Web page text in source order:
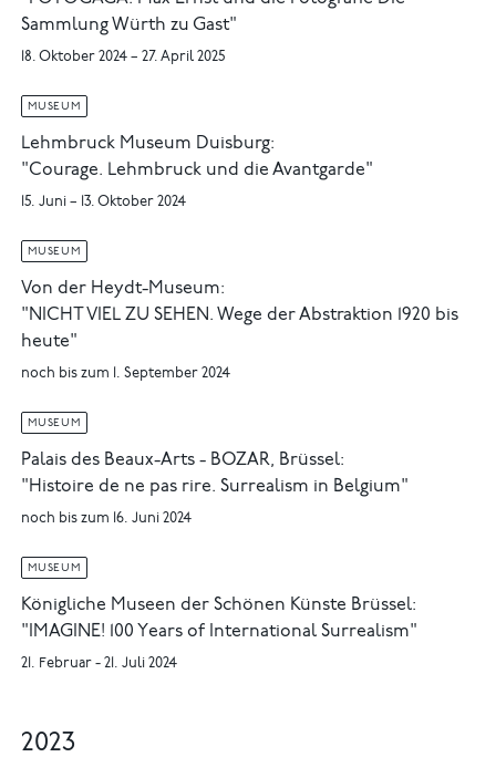
Sammlung Würth zu Gast"
18. Oktober 2024 – 27. April 2025
MUSEUM
Lehmbruck Museum Duisburg:
"Courage. Lehmbruck und die Avantgarde"
15. Juni – 13. Oktober 2024
MUSEUM
Von der Heydt-Museum:
"NICHT VIEL ZU SEHEN. Wege der Abstraktion 1920 bis
heute"
noch bis zum 1. September 2024
MUSEUM
Palais des Beaux-Arts - BOZAR, Brüssel:
"Histoire de ne pas rire. Surrealism in Belgium"
noch bis zum 16. Juni 2024
MUSEUM
Königliche Museen der Schönen Künste Brüssel:
"IMAGINE! 100 Years of International Surrealism"
21. Februar - 21. Juli 2024
2023